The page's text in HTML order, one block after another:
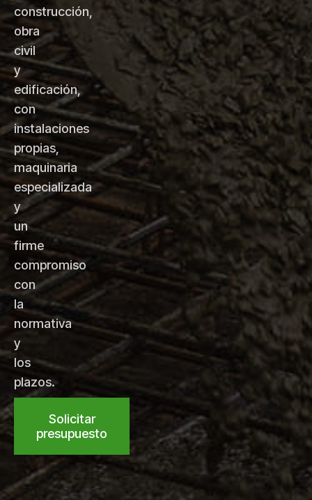
construcción,
obra
civil
y
edificación,
con
instalaciones
propias,
maquinaria
especializada
y
un
firme
compromiso
con
la
normativa
y
los
plazos.
Solicitar
presupuesto